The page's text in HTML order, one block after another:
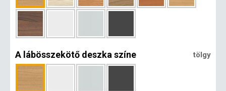
A lábösszekötő deszka színe tölgy